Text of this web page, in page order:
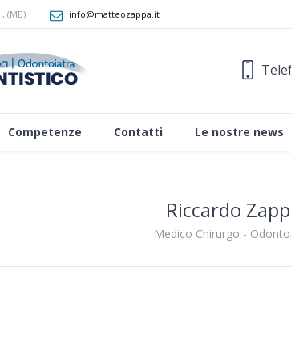
, (MB) info@matteozappa.it
Competenze Contatti Le nostre news
Riccardo
Medico Chirurgo -